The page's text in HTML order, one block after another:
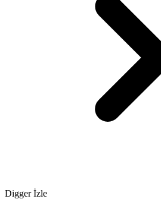
Digger İzle